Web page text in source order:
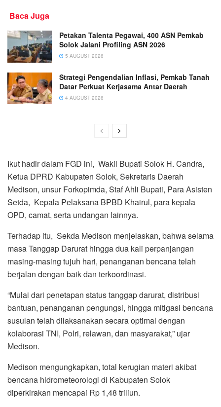
Baca Juga
Petakan Talenta Pegawai, 400 ASN Pemkab
Solok Jalani Profiling ASN 2026
5 AUGUST 2026
Strategi Pengendalian Inflasi, Pemkab Tanah
Datar Perkuat Kerjasama Antar Daerah
4 AUGUST 2026
Ikut hadir dalam FGD ini, Wakil Bupati Solok H. Candra,
Ketua DPRD Kabupaten Solok, Sekretaris Daerah
Medison, unsur Forkopimda, Staf Ahli Bupati, Para Asisten
Setda, Kepala Pelaksana BPBD Khairul, para kepala
OPD, camat, serta undangan lainnya.
Terhadap itu, Sekda Medison menjelaskan, bahwa selama
masa Tanggap Darurat hingga dua kali perpanjangan
masing-masing tujuh hari, penanganan bencana telah
berjalan dengan baik dan terkoordinasi.
“Mulai dari penetapan status tanggap darurat, distribusi
bantuan, penanganan pengungsi, hingga mitigasi bencana
susulan telah dilaksanakan secara optimal dengan
kolaborasi TNI, Polri, relawan, dan masyarakat,” ujar
Medison.
Medison mengungkapkan, total kerugian materi akibat
bencana hidrometeorologi di Kabupaten Solok
diperkirakan mencapai Rp 1,48 triliun.